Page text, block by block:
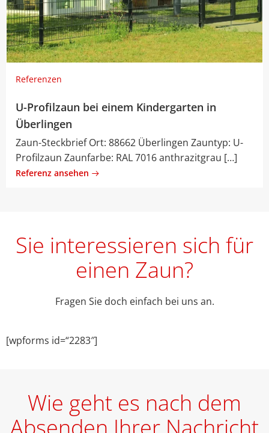
Referenzen
U-Profilzaun bei einem Kindergarten in
Überlingen
Zaun-Steckbrief Ort: 88662 Überlingen Zauntyp: U-
Profilzaun Zaunfarbe: RAL 7016 anthrazitgrau […]
Referenz ansehen
Sie interessieren sich für
einen Zaun?
Fragen Sie doch einfach bei uns an.
[wpforms id=“2283″]
Wie geht es nach dem